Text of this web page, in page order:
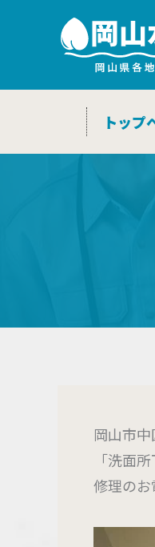
ス
トップ
岡山市
「洗面
修理のお